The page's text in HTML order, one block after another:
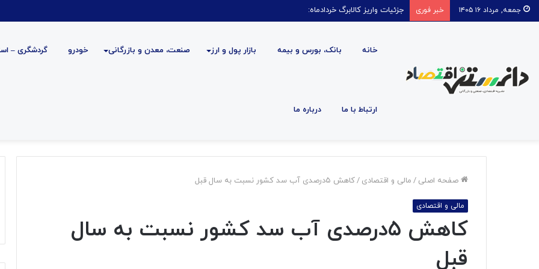
جمعه, مرداد ۱۶ ۱۴۰۵ خبر فوری جزئیات واریز کالابرگ خردادماه:
خانه بانک، بورس و بیمه بازار پول و ارز صنعت، معدن و بازرگانی خودرو گردشگری –
ارتباط با ما درباره ما
صفحه اصلی / مالی و اقتصادی /کاهش ۵درصدی آب سد کشور نسبت به سال قبل
مالی و اقتصادی
کاهش ۵درصدی آب سد کشور نسبت به سال
قبل